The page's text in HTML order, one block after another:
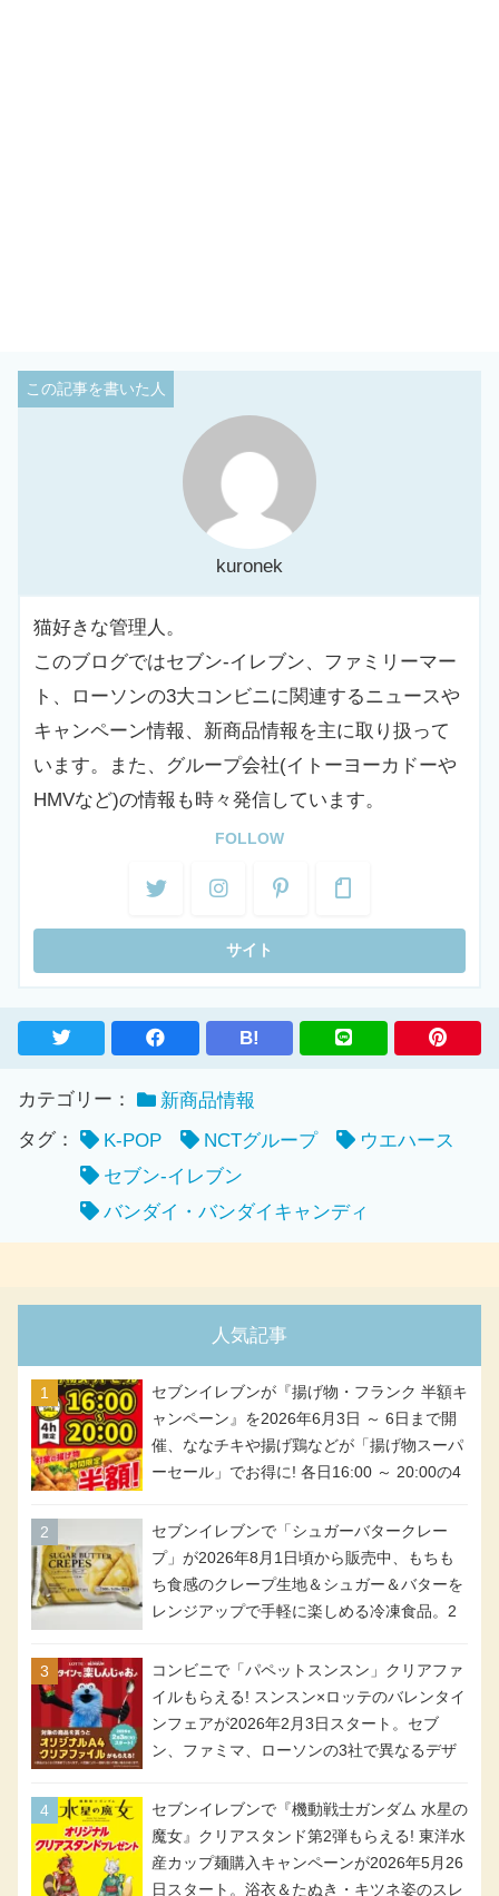
kuronek
猫好きな管理人。
このブログではセブン-イレブン、ファミリーマー
ト、ローソンの3大コンビニに関連するニュースや
キャンペーン情報、新商品情報を主に取り扱って
います。また、グループ会社(イトーヨーカドーや
HMVなど)の情報も時々発信しています。
FOLLOW
B!
カテゴリー：
新商品情報
タグ：
K-POP NCTグループ
ウエハース
セブン-イレブン
バンダイ・バンダイキャンディ
人気記事
セブンイレブンが『揚げ物・フランク 半額キ
ャンペーン』を2026年6月3日 ～ 6日まで開
催、ななチキや揚げ鶏などが「揚げ物スーパ
ーセール」でお得に! 各日16:00 ～ 20:00の4
アメリカンドッグが税抜き69円!
セブンイレブンで「シュガーバタークレー
プ」が2026年8月1日頃から販売中、もちも
ち食感のクレープ生地＆シュガー＆バターを
レンジアップで手軽に楽しめる冷凍食品。2
コンビニで「パペットスンスン」クリアファ
イルもらえる! スンスン×ロッテのバレンタイ
ンフェアが2026年2月3日スタート。セブ
ン、ファミマ、ローソンの3社で異なるデザ
セブンイレブンで『機動戦士ガンダム 水星の
魔女』クリアスタンド第2弾もらえる! 東洋水
産カップ麺購入キャンペーンが2026年5月26
日スタート。浴衣＆たぬき・キツネ姿のスレ